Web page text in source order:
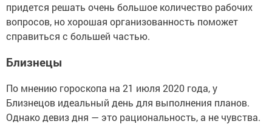
придется решать очень большое количество рабочих
вопросов, но хорошая организованность поможет
справиться с большей частью.
Близнецы
По мнению гороскопа на 21 июля 2020 года, у
Близнецов идеальный день для выполнения планов.
Однако девиз дня — это рациональность, а не чувства.